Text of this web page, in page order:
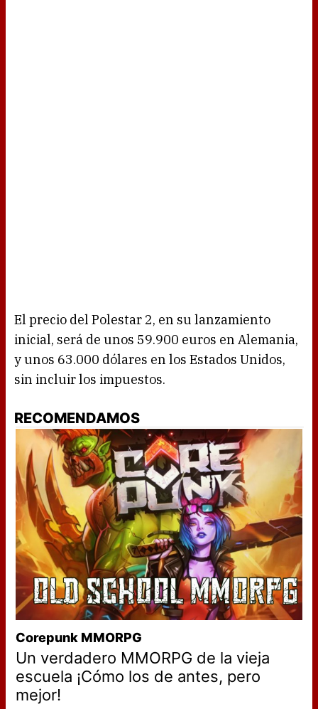
El precio del Polestar 2, en su lanzamiento
inicial, será de unos 59.900 euros en Alemania,
y unos 63.000 dólares en los Estados Unidos,
sin incluir los impuestos.
RECOMENDAMOS
Corepunk MMORPG
Un verdadero MMORPG de la vieja
escuela ¡Cómo los de antes, pero
mejor!